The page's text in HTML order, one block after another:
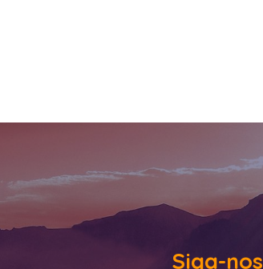
Siga-nos